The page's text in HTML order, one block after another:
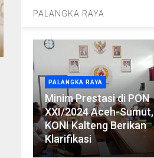
PALANGKA RAYA
PALANGKA RAYA
Minim Prestasi di PON
XXI/2024 Aceh-Sumut,
KONI Kalteng Berikan
Klarifikasi